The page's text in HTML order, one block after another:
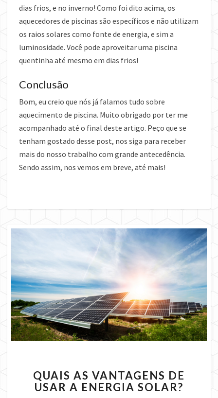
dias frios, e no inverno! Como foi dito acima, os
aquecedores de piscinas são específicos e não utilizam
os raios solares como fonte de energia, e sim a
luminosidade. Você pode aproveitar uma piscina
quentinha até mesmo em dias frios!
Conclusão
Bom, eu creio que nós já falamos tudo sobre
aquecimento de piscina. Muito obrigado por ter me
acompanhado até o final deste artigo. Peço que se
tenham gostado desse post, nos siga para receber
mais do nosso trabalho com grande antecedência.
Sendo assim, nos vemos em breve, até mais!
AS
VANTAGENS
QUAIS AS VANTAGENS DE
USAR A ENERGIA SOLAR?